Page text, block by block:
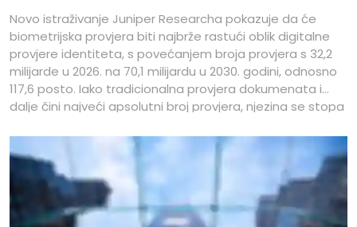
Novo istraživanje Juniper Researcha pokazuje da će
biometrijska provjera biti najbrže rastući oblik digitalne
provjere identiteta, s povećanjem broja provjera s 32,2
milijarde u 2026. na 70,1 milijardu u 2030. godini, odnosno
117,6 posto. Iako tradicionalna provjera dokumenata i
dalje čini najveći apsolutni broj provjera, njezina se stopa